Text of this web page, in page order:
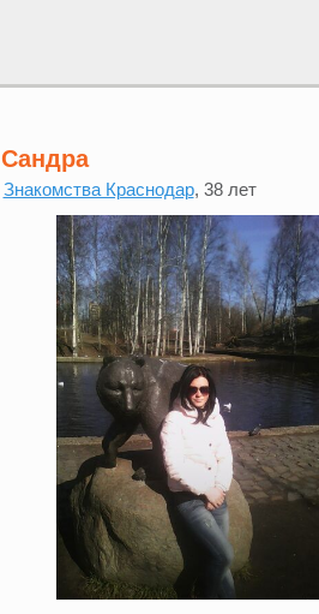
Сандра
Знакомства Краснодар, 38 лет